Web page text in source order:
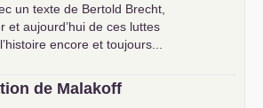
un texte de Bertold Brecht,
et aujourd’hui de ces luttes
encore et toujours...
de Malakoff